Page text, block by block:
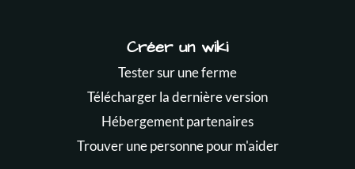
Créer un wiki
Tester sur une ferme
Télécharger la dernière version
Hébergement partenaires
Trouver une personne pour m'aider